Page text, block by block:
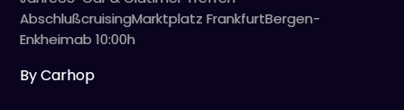
AbschlußcruisingMarktplatz FrankfurtBergen-
Enkheimab 10:00h
By Carhop